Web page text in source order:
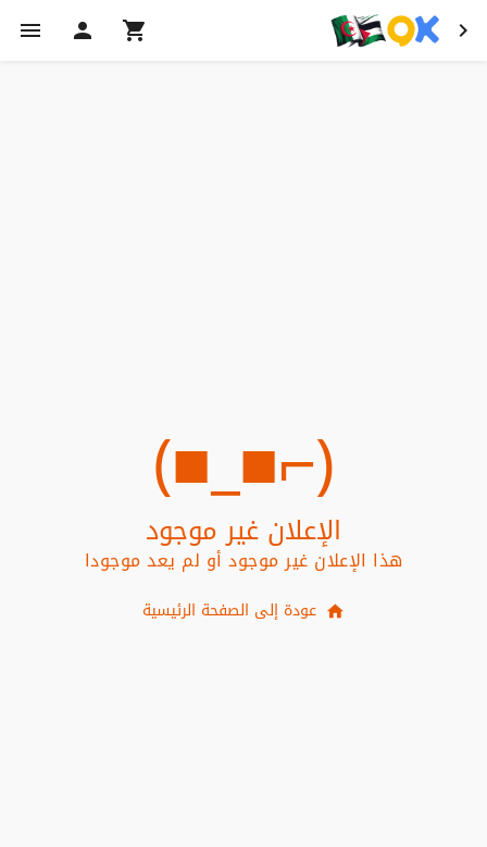
(⌐■_■)
الإعلان غير موجود
هذا الإعلان غير موجود أو لم يعد موجودا
عودة إلى الصفحة الرئيسية